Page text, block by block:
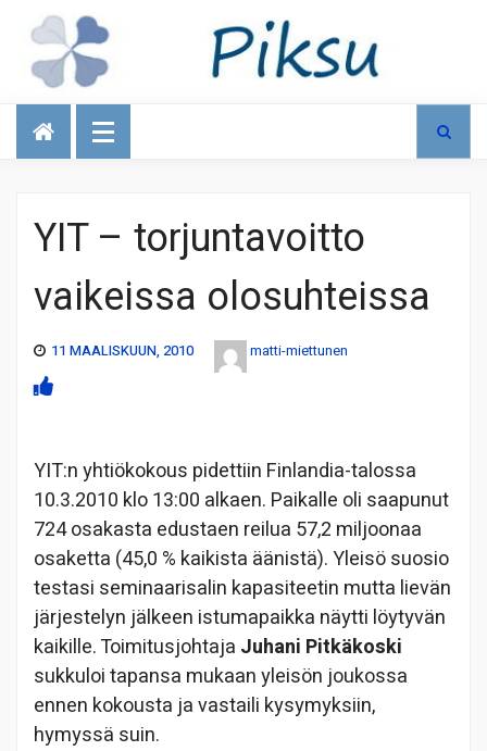
Talous
YIT – torjuntavoitto
vaikeissa olosuhteissa
11 MAALISKUUN, 2010 matti-miettunen
YIT:n yhtiökokous pidettiin Finlandia-talossa
10.3.2010 klo 13:00 alkaen. Paikalle oli saapunut
724 osakasta edustaen reilua 57,2 miljoonaa
osaketta (45,0 % kaikista äänistä). Yleisö suosio
testasi seminaarisalin kapasiteetin mutta lievän
järjestelyn jälkeen istumapaikka näytti löytyvän
kaikille. Toimitusjohtaja Juhani Pitkäkoski
sukkuloi tapansa mukaan yleisön joukossa
ennen kokousta ja vastaili kysymyksiin,
hymyssä suin.